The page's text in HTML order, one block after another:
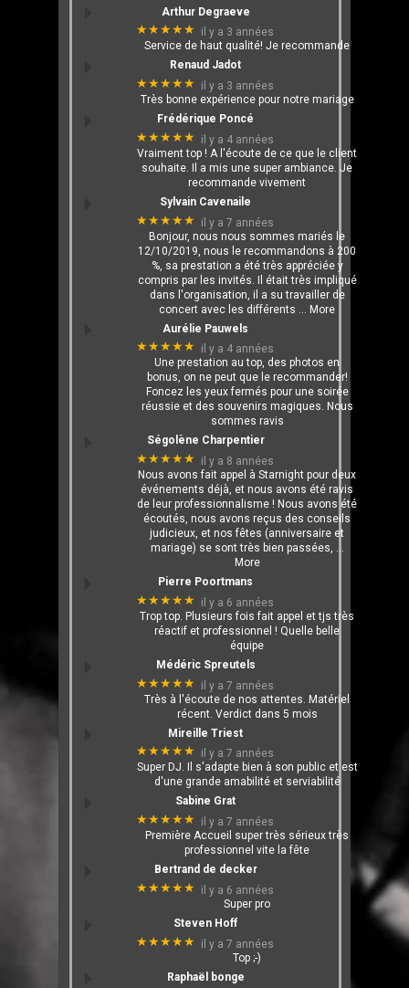
Arthur Degraeve
★★★★★
il y a 3 années
Service de haut qualité! Je recommande
Renaud Jadot
★★★★★
il y a 3 années
Très bonne expérience pour notre mariage
Frédérique Poncé
★★★★★
il y a 4 années
Vraiment top ! A l'écoute de ce que le client
souhaite. Il a mis une super ambiance. Je
recommande vivement
Sylvain Cavenaile
★★★★★
il y a 7 années
Bonjour, nous nous sommes mariés le
12/10/2019, nous le recommandons à 200
%, sa prestation a été très appréciée y
compris par les invités. Il était très impliqué
dans l'organisation, il a su travailler de
concert avec les différents
… More
Aurélie Pauwels
★★★★★
il y a 4 années
Une prestation au top, des photos en
bonus, on ne peut que le recommander!
Foncez les yeux fermés pour une soirée
réussie et des souvenirs magiques. Nous
sommes ravis
Ségolène Charpentier
★★★★★
il y a 8 années
Nous avons fait appel à Starnight pour deux
événements déjà, et nous avons été ravis
de leur professionnalisme ! Nous avons été
écoutés, nous avons reçus des conseils
judicieux, et nos fêtes (anniversaire et
mariage) se sont très bien passées, …
More
Pierre Poortmans
★★★★★
il y a 6 années
Trop top. Plusieurs fois fait appel et tjs très
réactif et professionnel ! Quelle belle
équipe
Médéric Spreutels
★★★★★
il y a 7 années
Très à l'écoute de nos attentes. Matériel
récent. Verdict dans 5 mois
Mireille Triest
★★★★★
il y a 7 années
Super DJ. Il s'adapte bien à son public et est
d'une grande amabilité et serviabilité
Sabine Grat
★★★★★
il y a 7 années
Première Accueil super très sérieux très
professionnel vite la fête
Bertrand de decker
★★★★★
il y a 6 années
Super pro
Steven Hoff
★★★★★
il y a 7 années
Top ;-)
Raphaël bonge